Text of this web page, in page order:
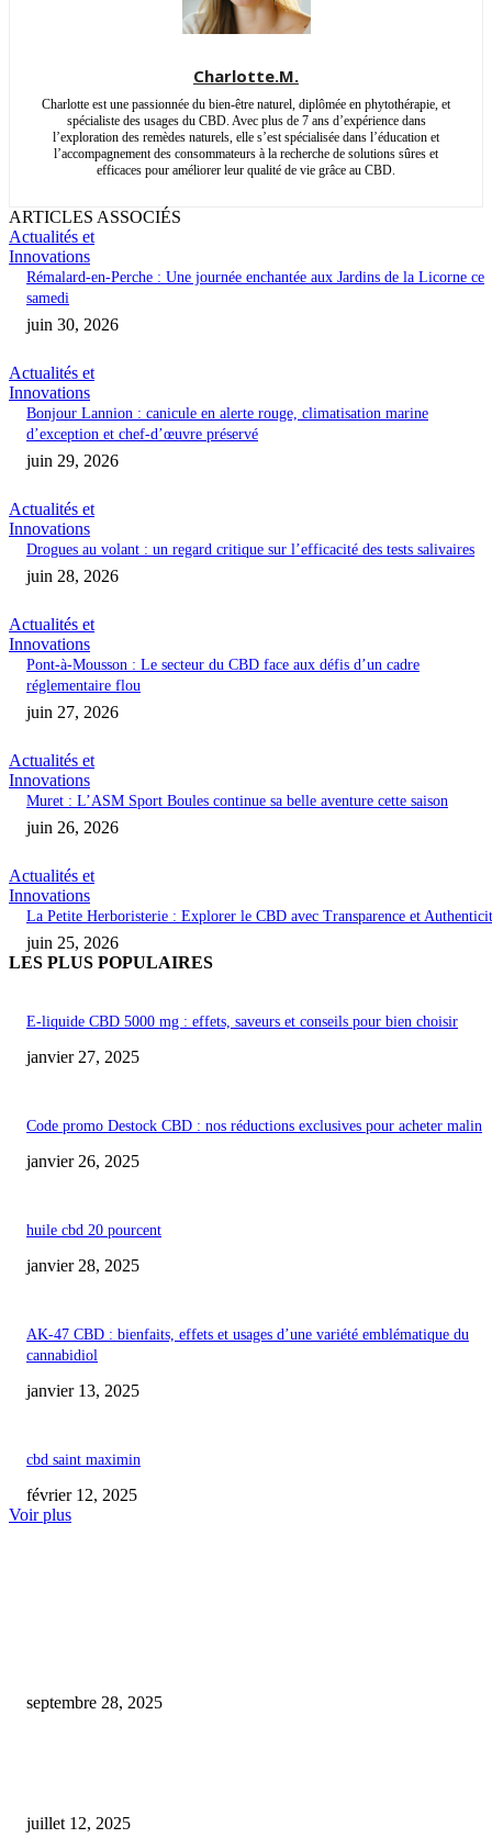
Charlotte.M.
Charlotte est une passionnée du bien-être naturel, diplômée en phytothérapie, et
spécialiste des usages du CBD. Avec plus de 7 ans d’expérience dans
l’exploration des remèdes naturels, elle s’est spécialisée dans l’éducation et
l’accompagnement des consommateurs à la recherche de solutions sûres et
efficaces pour améliorer leur qualité de vie grâce au CBD.
ARTICLES ASSOCIÉS
Actualités et
Innovations
Rémalard-en-Perche : Une journée enchantée aux Jardins de la Licorne ce
samedi
juin 30, 2026
Actualités et
Innovations
Bonjour Lannion : canicule en alerte rouge, climatisation marine
d’exception et chef-d’œuvre préservé
juin 29, 2026
Actualités et
Innovations
Drogues au volant : un regard critique sur l’efficacité des tests salivaires
juin 28, 2026
Actualités et
Innovations
Pont-à-Mousson : Le secteur du CBD face aux défis d’un cadre
réglementaire flou
juin 27, 2026
Actualités et
Innovations
Muret : L’ASM Sport Boules continue sa belle aventure cette saison
juin 26, 2026
Actualités et
Innovations
La Petite Herboristerie : Explorer le CBD avec Transparence et
juin 25, 2026
LES PLUS POPULAIRES
E-liquide CBD 5000 mg : effets, saveurs et conseils pour bien choisir
janvier 27, 2025
Code promo Destock CBD : nos réductions exclusives pour acheter malin
janvier 26, 2025
huile cbd 20 pourcent
janvier 28, 2025
AK-47 CBD : bienfaits, effets et usages d’une variété emblématique du
cannabidiol
janvier 13, 2025
cbd saint maximin
février 12, 2025
Voir plus
septembre 28, 2025
juillet 12, 2025